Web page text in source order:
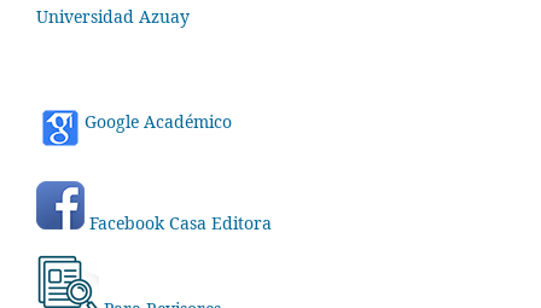
Universidad Azuay
Google Académico
Facebook Casa Editora